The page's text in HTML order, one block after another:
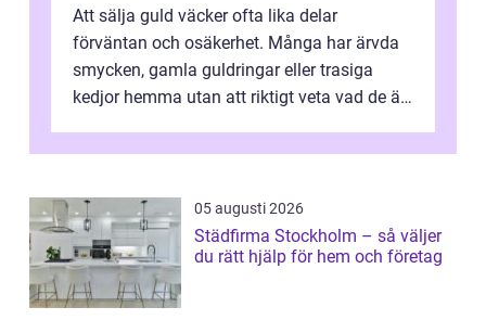
Att sälja guld väcker ofta lika delar
förväntan och osäkerhet. Många har ärvda
smycken, gamla guldringar eller trasiga
kedjor hemma utan att riktigt veta vad de är
05 augusti 2026
Städfirma Stockholm – så väljer
du rätt hjälp för hem och företag